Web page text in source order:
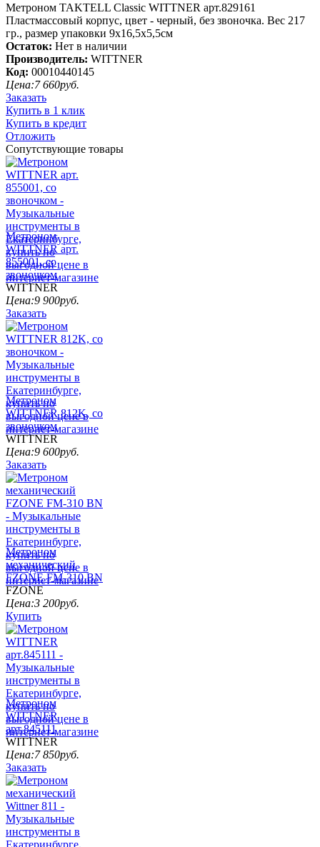
Метроном TAKTELL Classic WITTNER арт.829161
Пластмассовый корпус, цвет - черный, без звоночка. Вес 217
гр., размер упаковки 9х16,5х5,5см
Остаток: Нет в наличии
Производитель: WITTNER
Код: 00010440145
Цена:7 660руб.
Заказать
Купить в 1 клик
Купить в кредит
Отложить
Сопутствующие товары
Метроном
WITTNER арт.
855001, со
звоночком
WITTNER
Цена:9 900руб.
Заказать
Метроном
WITTNER 812K, со
звоночком
WITTNER
Цена:9 600руб.
Заказать
Метроном
механический
FZONE FM-310 BN
FZONE
Цена:3 200руб.
Купить
Метроном
WITTNER
арт.845111
WITTNER
Цена:7 850руб.
Заказать